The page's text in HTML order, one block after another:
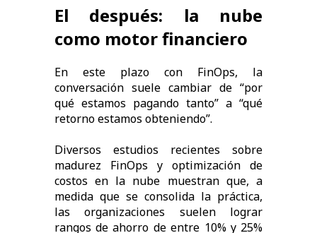
El después: la nube
como motor financiero
En este plazo con FinOps, la
conversación suele cambiar de “por
qué estamos pagando tanto” a “qué
retorno estamos obteniendo”.
Diversos estudios recientes sobre
madurez FinOps y optimización de
costos en la nube muestran que, a
medida que se consolida la práctica,
las organizaciones suelen lograr
rangos de ahorro de entre 10% y 25%